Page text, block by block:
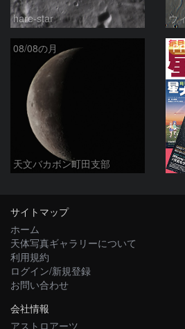
hare-star ウ
08/08の月
天文バカボン町田支部
サイトマップ
ホーム
天体写真ギャラリーについて
利用規約
ログイン/新規登録
お問い合わせ
会社情報
アストロアーツ